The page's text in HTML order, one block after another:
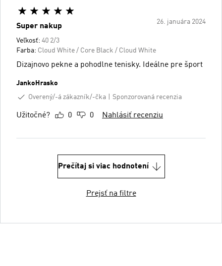
26. januára 2024
Super nakup
Veľkosť: 40 2/3
Farba: Cloud White / Core Black / Cloud White
Dizajnovo pekne a pohodlne tenisky. Ideálne pre šport
JankoHrasko
Overený/-á zákazník/-čka
Sponzorovaná recenzia
Užitočné? 0 0 Nahlásiť recenziu
Prečítaj si viac hodnotení
Prejsť na filtre